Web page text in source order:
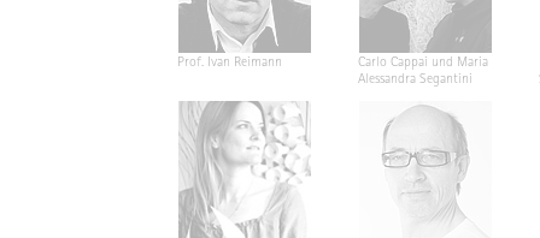
Prof. Ivan Reimann
Carlo Cappai und Maria
Alessandra Segantini